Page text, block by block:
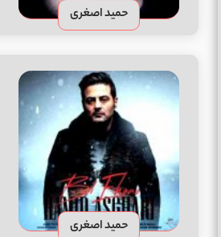
حمید اصغری
حمید اصغری